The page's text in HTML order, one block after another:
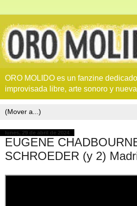
ORO MOLIDO es un fanzine
improvisada libre, arte sonoro y
lunes, 29 de abril de 2024
EUGENE
SCHROEDER (y 2)